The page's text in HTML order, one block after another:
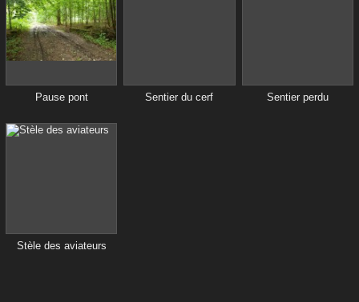
Pause pont Sentier du cerf Sentier perdu
Stèle des aviateurs